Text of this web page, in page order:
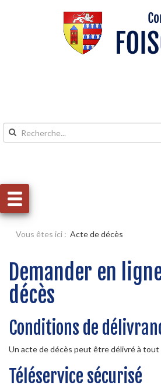
Aller au menu
Vous êtes ici : Acte de décès
Demander en
décès
Conditions de
Un acte de décès peut être délivré à
Téléservice sécurisé